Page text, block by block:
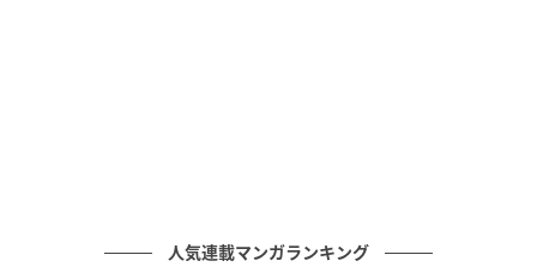
人気連載マンガランキング